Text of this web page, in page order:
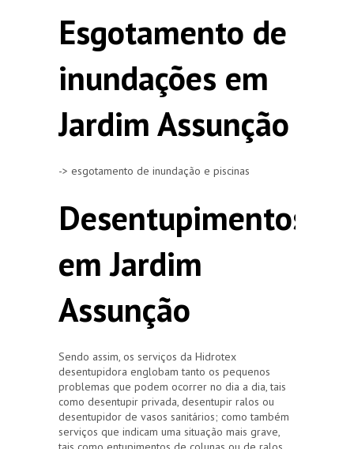
Esgotamento de
inundações em
Jardim Assunção
-> esgotamento de inundação e piscinas
Desentupimentos
em Jardim
Assunção
Sendo assim, os serviços da Hidrotex
desentupidora englobam tanto os pequenos
problemas que podem ocorrer no dia a dia, tais
como desentupir privada, desentupir ralos ou
desentupidor de vasos sanitários; como também
serviços que indicam uma situação mais grave,